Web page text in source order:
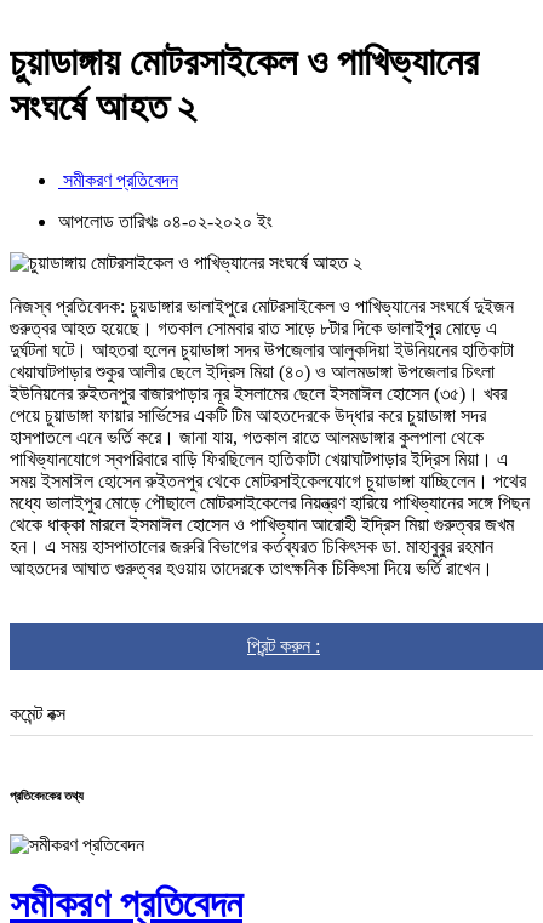
চুয়াডাঙ্গায় মোটরসাইকেল ও পাখিভ্যানের
সংঘর্ষে আহত ২
সমীকরণ প্রতিবেদন
আপলোড তারিখঃ ০৪-০২-২০২০ ইং
নিজস্ব প্রতিবেদক: চুয়ডাঙ্গার ভালাইপুরে মোটরসাইকেল ও পাখিভ্যানের সংঘর্ষে দুইজন
গুরুত্বর আহত হয়েছে। গতকাল সোমবার রাত সাড়ে ৮টার দিকে ভালাইপুর মোড়ে এ
দুর্ঘটনা ঘটে। আহতরা হলেন চুয়াডাঙ্গা সদর উপজেলার আলুকদিয়া ইউনিয়নের হাতিকাটা
খেয়াঘাটপাড়ার শুকুর আলীর ছেলে ইদ্রিস মিয়া (৪০) ও আলমডাঙ্গা উপজেলার চিৎলা
ইউনিয়নের রুইতনপুর বাজারপাড়ার নূর ইসলামের ছেলে ইসমাঈল হোসেন (৩৫)। খবর
পেয়ে চুয়াডাঙ্গা ফায়ার সার্ভিসের একটি টিম আহতদেরকে উদ্ধার করে চুয়াডাঙ্গা সদর
হাসপাতলে এনে ভর্তি করে। জানা যায়, গতকাল রাতে আলমডাঙ্গার কুলপালা থেকে
পাখিভ্যানযোগে স্বপরিবারে বাড়ি ফিরছিলেন হাতিকাটা খেয়াঘাটপাড়ার ইদ্রিস মিয়া। এ
সময় ইসমাঈল হোসেন রুইতনপুর থেকে মোটরসাইকেলযোগে চুয়াডাঙ্গা যাচ্ছিলেন। পথের
মধ্যে ভালাইপুর মোড়ে পৌছালে মোটরসাইকেলের নিয়ন্ত্রণ হারিয়ে পাখিভ্যানের সঙ্গে পিছন
থেকে ধাক্কা মারলে ইসমাঈল হোসেন ও পাখিভ্যান আরোহী ইদ্রিস মিয়া গুরুত্বর জখম
হন। এ সময় হাসপাতালের জরুরি বিভাগের কর্তব্যরত চিকিৎসক ডা. মাহাবুবুর রহমান
আহতদের আঘাত গুরুত্বর হওয়ায় তাদেরকে তাৎক্ষনিক চিকিৎসা দিয়ে ভর্তি রাখেন।
প্রিন্ট করুন :
কমেন্ট বক্স
প্রতিবেদকের তথ্য
সমীকরণ প্রতিবেদন